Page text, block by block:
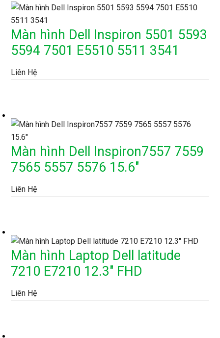
Màn hình Dell Inspiron 5501 5593
5594 7501 E5510 5511 3541
Liên Hệ
Màn hình Dell Inspiron7557 7559
7565 5557 5576 15.6″
Liên Hệ
Màn hình Laptop Dell latitude
7210 E7210 12.3″ FHD
Liên Hệ